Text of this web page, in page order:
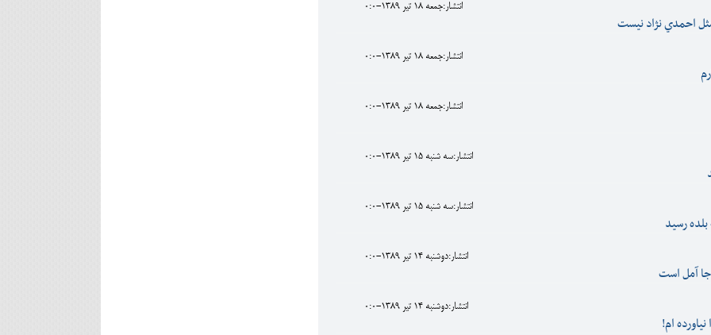
انتشار:جمعه 18 تير 1389-0:0
احمدي نژاد نيست
انتشار:جمعه 18 تير 1389-0:0
انتشار:جمعه 18 تير 1389-0:0
انتشار:سه شنبه 15 تير 1389-0:0
انتشار:سه شنبه 15 تير 1389-0:0
بلده رسيد
انتشار:دوشنبه 14 تير 1389-0:0
جا آمل است
انتشار:دوشنبه 14 تير 1389-0:0
ام!